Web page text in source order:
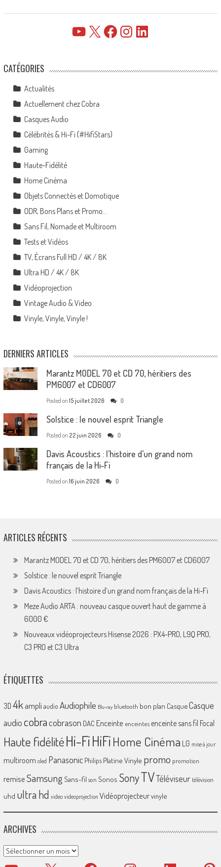
YouTube FacebookInstagramLinkedIn
CATÉGORIES
Actualités
Actuellement chez Cobra
Casques Audio
Célébrités & Hi-Fi (#HifiStars)
Gaming
Haute-Fidélité
Home Cinéma
Objets Connectés et Domotique
ODR, Bons Plans et Promo…
Sans Fil, Nomade et Multiroom
Tests et Vidéos
TV, Écrans Full HD / 4K / 8K
Ultra HD / 4K / 8K
Vidéoprojection
Vintage Audio & Video
Vinyle, Vinyle, Vinyle !
DERNIERS ARTICLES
Marantz MODEL 70 et CD 70, héritiers des
PM6007 et CD6007
Posted on 15 juillet 2026 0
Solstice : le nouvel esprit Triangle
Posted on 22 juin 2026 0
Davis Acoustics : l’histoire d’un grand nom
français de la Hi-Fi
Posted on 16 juin 2026 0
ARTICLES RÉCENTS
Marantz MODEL 70 et CD 70, héritiers des PM6007 et CD6007
Solstice : le nouvel esprit Triangle
Davis Acoustics : l’histoire d’un grand nom français de la Hi-Fi
Meze Audio ARTA : nouveau casque ouvert haut de gamme à
6000 €
Nouveaux vidéoprojecteurs Hisense 2026 : PX4-PRO, L9Q PRO,
C3 PRO et C3 Ultra
ÉTIQUETTES
3D 4k ampliaudio Audiophile Blu-ray bluetooth bon plan CasqueCasque
audio cobracobrason DAC Enceinte enceintes enceinte sans fil Focal
Haute fidélitéHi-FiHiFiHome Cinéma LG mise à jour
multiroom oled Panasonic Philips Platine Vinyle promo promotion
remiseSamsungSans-fil son Sonos SonyTVTéléviseur télévision
uhd ultra hd video videoprojection Vidéoprojecteurvinyle
ARCHIVES
Archives